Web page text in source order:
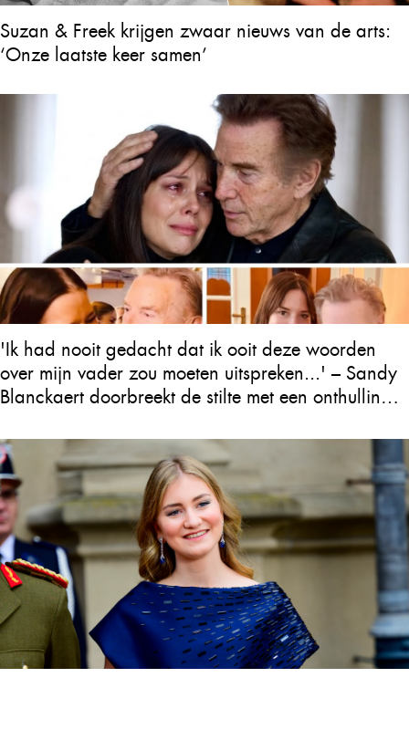
Suzan & Freek krijgen zwaar nieuws van de arts:
‘Onze laatste keer samen’
'Ik had nooit gedacht dat ik ooit deze woorden
over mijn vader zou moeten uitspreken...' – Sandy
Blanckaert doorbreekt de stilte met een onthulling
achterlaat